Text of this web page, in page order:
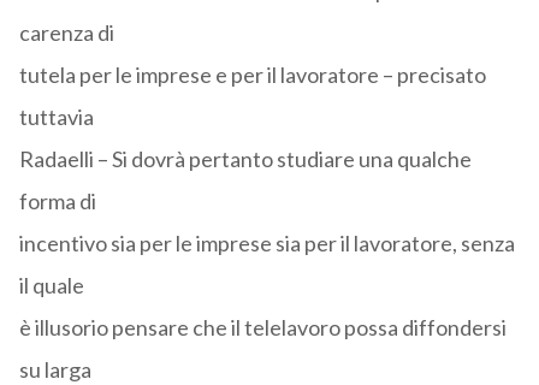
carenza di
tutela per le imprese e per il lavoratore – precisato
tuttavia
Radaelli – Si dovrà pertanto studiare una qualche
forma di
incentivo sia per le imprese sia per il lavoratore, senza
il quale
è illusorio pensare che il telelavoro possa diffondersi
su larga